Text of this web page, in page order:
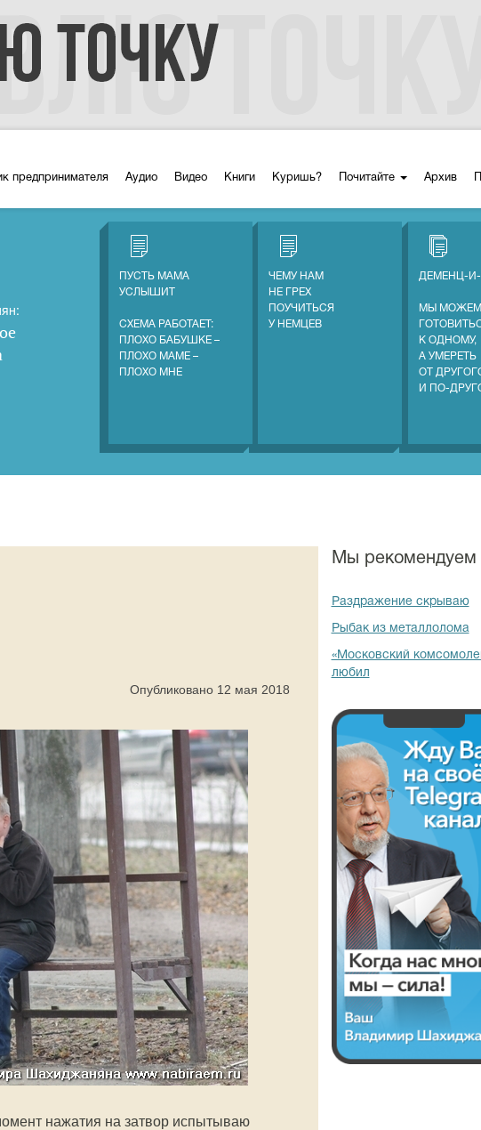
предпринимателя Аудио Видео Книги Куришь? Почитайте Архив
ПУСТЬ МАМА
УСЛЫШИТ
СХЕМА РАБОТАЕТ:
ПЛОХО БАБУШКЕ –
ПЛОХО МАМЕ –
ПЛОХО МНЕ
ЧЕМУ НАМ
НЕ ГРЕХ
ПОУЧИТЬСЯ
У НЕМЦЕВ
ДЕМЕНЦ-И-
МЫ МОЖЕМ
К ОДНОМУ,
А УМЕРЕТЬ
ОТ
И ПО-
Опубликовано 12 мая 2018
нажатия на затвор испытываю
Мы рекомендуем
Раздражение скрываю
Рыбак из металлолома
«Московский
любил